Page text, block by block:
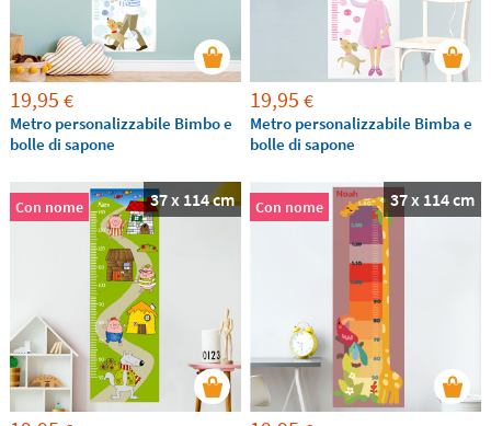
19,95 €
Metro personalizzabile Bimbo e
bolle di sapone
19,95 €
Metro personalizzabile Bimba e
bolle di sapone
Con nome 37 x 114 cm Con nome 37 x 114 cm